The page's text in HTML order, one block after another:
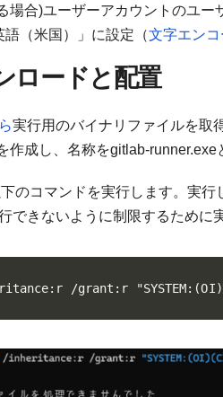
場合)ユーザーアカウントのユー
（米国）」に設定（文字エン
ロードと配置
実行用のバイナリファイルを取
成し、名称をgitlab-runner.exe
のコマンドを実行します。実行
できないように制限するために
/grant:r